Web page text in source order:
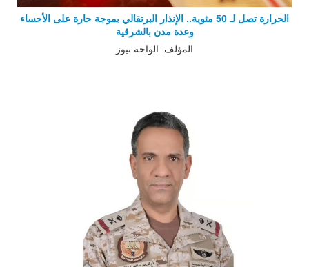
الحرارة تصل لـ 50 مئوية.. الإنذار البرتقالي بموجة حارة على الأحساء
وعدة مدن بالشرقية
المؤلف: الواحة نيوز